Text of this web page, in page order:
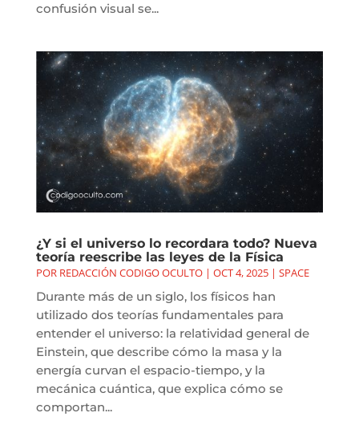
confusión visual se...
¿Y si el universo lo recordara todo? Nueva
teoría reescribe las leyes de la Física
POR REDACCIÓN CODIGO OCULTO| OCT 4, 2025| SPACE
Durante más de un siglo, los físicos han
utilizado dos teorías fundamentales para
entender el universo: la relatividad general de
Einstein, que describe cómo la masa y la
energía curvan el espacio-tiempo, y la
mecánica cuántica, que explica cómo se
comportan...